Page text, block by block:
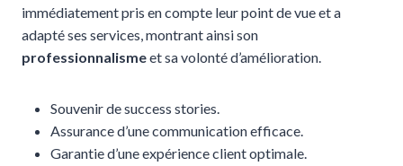
immédiatement pris en compte leur point de vue et a
adapté ses services, montrant ainsi son
professionnalismeet sa volonté d’amélioration.
Souvenir de success stories.
Assurance d’une communication efficace.
Garantie d’une expérience client optimale.